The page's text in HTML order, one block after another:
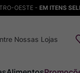
OESTE - EM ITENS
Nossas Lojas